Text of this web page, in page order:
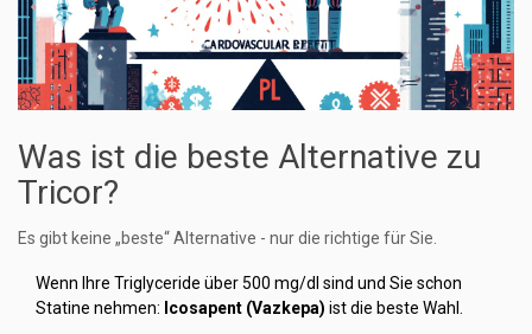
Was ist die beste Alternative zu
Tricor?
Es gibt keine „beste“ Alternative - nur die richtige für Sie.
Wenn Ihre Triglyceride über 500 mg/dl sind und Sie schon
Statine nehmen: Icosapent (Vazkepa) ist die beste Wahl.